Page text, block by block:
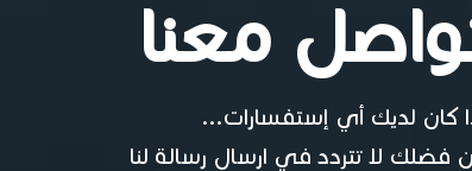
معنا
كان لديك أي إستفسارات...
فضلك لا تتردد في ارسال رسالة لنا